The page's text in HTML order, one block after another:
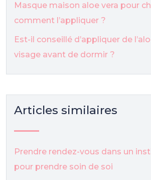
Masque maison aloe vera pour
comment l’appliquer ?
Est-il conseillé d’appliquer de
visage avant de dormir ?
Articles similaires
Prendre rendez-vous dans un
pour prendre soin de soi